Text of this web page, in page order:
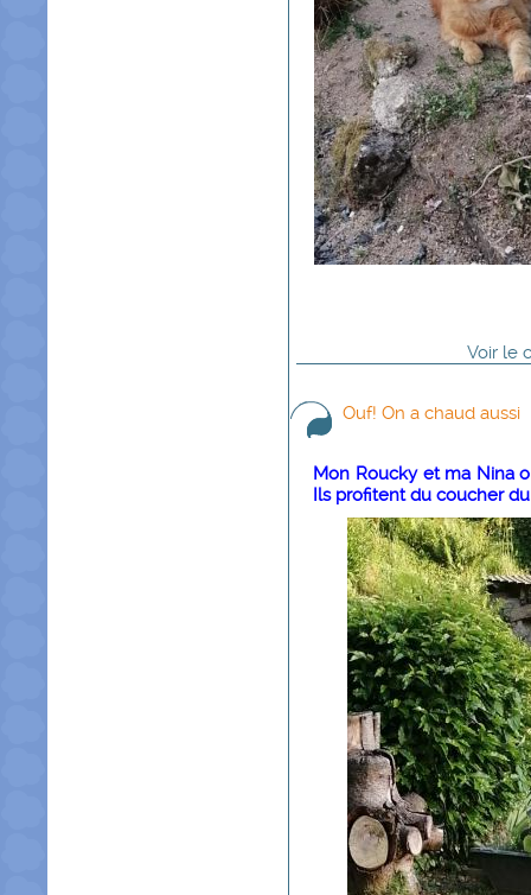
Voir le
Ouf! On a chaud aussi
Mon Roucky et ma Nina
Ils profitent du coucher